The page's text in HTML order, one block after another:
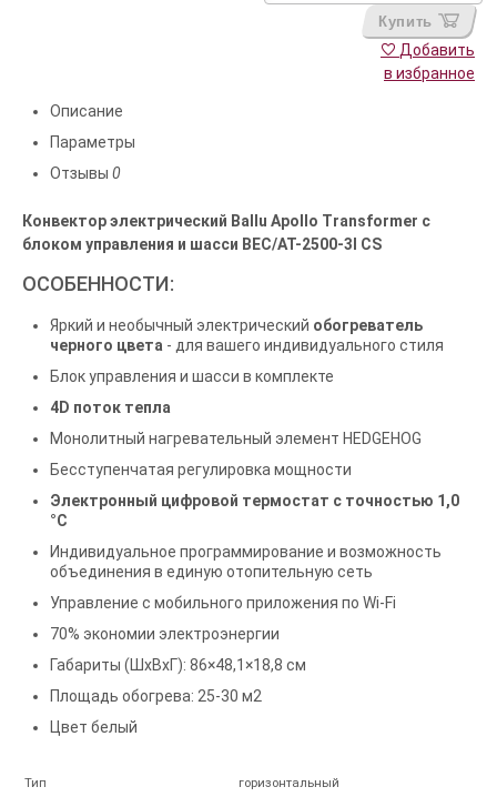
Купить
Добавить
в избранное
Описание
Параметры
Отзывы 0
Конвектор электрический Ballu Apollo Transformer с
блоком управления и шасси BEC/AT-2500-3I CS
ОСОБЕННОСТИ:
Яркий и необычный электрический обогреватель
черного цвета - для вашего индивидуального стиля
Блок управления и шасси в комплекте
4D поток тепла
Монолитный нагревательный элемент HEDGEHOG
Бесступенчатая регулировка мощности
Электронный цифровой термостат с точностью 1,0
°С
Индивидуальное программирование и возможность
объединения в единую отопительную сеть
Управление c мобильного приложения по Wi-Fi
70% экономии электроэнергии
Габариты (ШxВxГ): 86×48,1×18,8 см
Площадь обогрева: 25-30 м2
Цвет белый
Тип горизонтальный